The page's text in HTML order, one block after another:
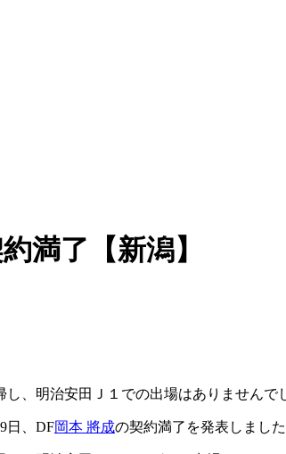
満了【新潟】
し、明治安田Ｊ１での出場はありませんで
日、DF岡本 將成の契約満了を発表しました